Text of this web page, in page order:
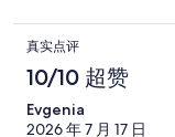
真实点评
10/10 超赞
Evgenia
2026 年 7 月 17 日